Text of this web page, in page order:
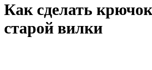
Как сделать
старой вилки